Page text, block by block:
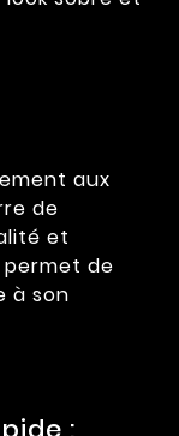
aux
de
et
de
à son